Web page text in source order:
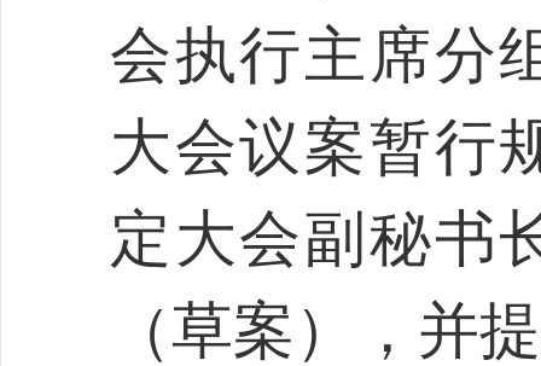
会执行主席分
大会议案暂行
定大会副秘书
（草案），并